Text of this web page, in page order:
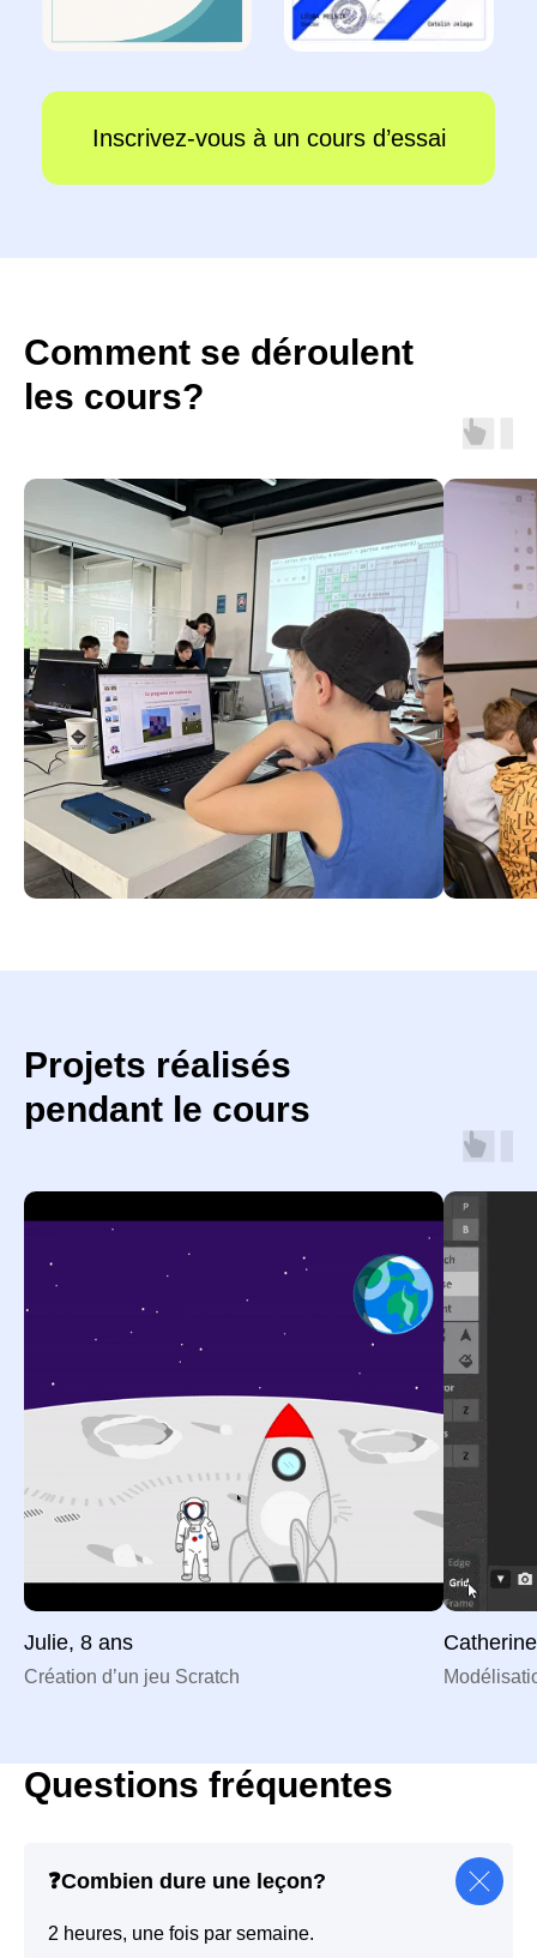
Comment se déroulent
les cours?
Projets réalisés
pendant le cours
Julie, 8 ans
Création d’un jeu Scratch
Questions fréquentes
❓Combien dure une leçon?
2 heures, une fois par semaine.